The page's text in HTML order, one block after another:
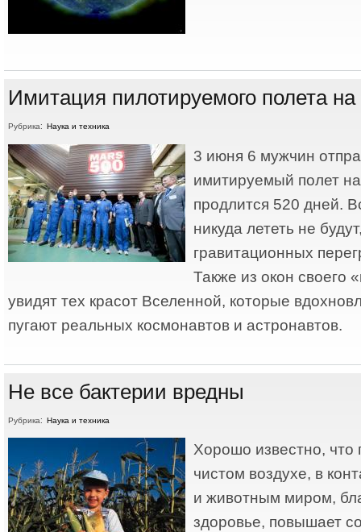
Имитация пилотируемого полета
Рубрика: Наука и техника
3 июня 6 мужчин
имитируемый полет
продлится 520 дней.
никуда лететь не
гравитационных
Также из окон своего
увидят тех красот Вселенной, которые
пугают реальных космонавтов и астронавтов.
Не все бактерии вредны
Рубрика: Наука и техника
Хорошо известно, что
чистом воздухе, в
и животным миром,
здоровье, повышает